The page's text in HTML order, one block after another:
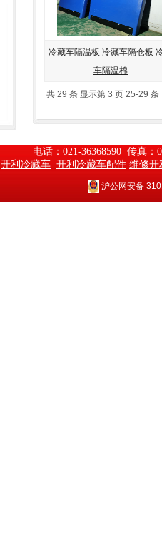
冷藏车隔温板 冷藏车隔仓板
车隔温棉
共 29 条 显示第 3 页 25-29 条
电话：021-36368590  传真：
开利冷藏车 开利冷藏车配件 维修开
沪公网安备